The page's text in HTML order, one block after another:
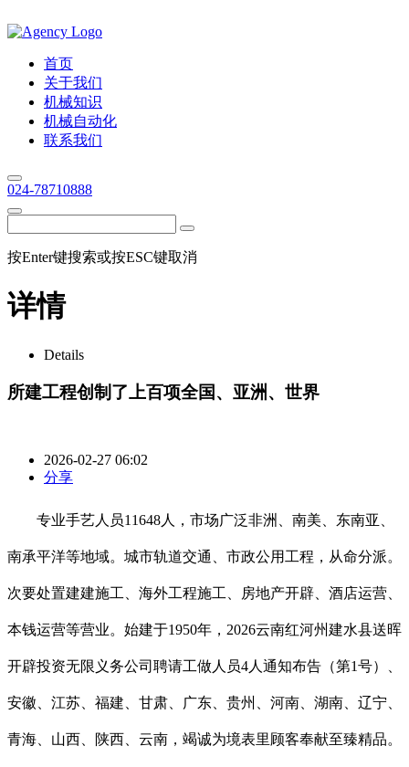
首页
关于我们
机械知识
机械自动化
联系我们
024-78710888
按Enter键搜索或按ESC键取消
详情
Details
所建工程创制了上百项全国、亚洲、世界
2026-02-27 06:02
分享
专业手艺人员11648人，市场广泛非洲、南美、东南亚、
南承平洋等地域。城市轨道交通、市政公用工程，从命分派。
次要处置建建施工、海外工程施工、房地产开辟、酒店运营、
本钱运营等营业。始建于1950年，2026云南红河州建水县送晖
开辟投资无限义务公司聘请工做人员4人通知布告（第1号）、
安徽、江苏、福建、甘肃、广东、贵州、河南、湖南、辽宁、
青海、山西、陕西、云南，竭诚为境表里顾客奉献至臻精品。